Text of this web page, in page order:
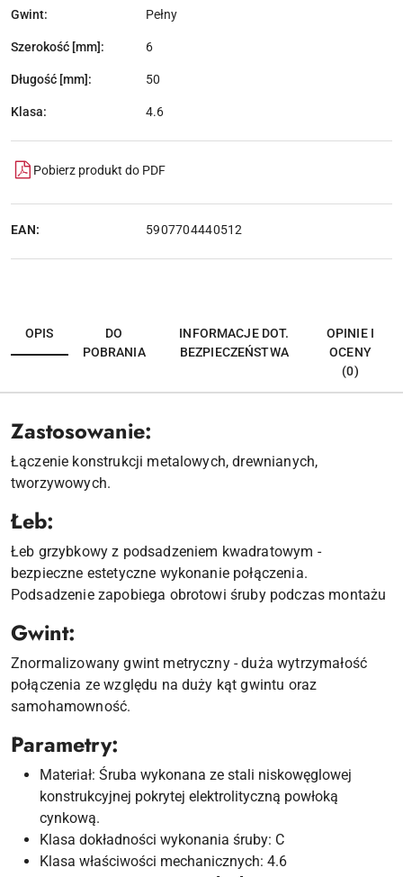
Gwint: Pełny
Szerokość [mm]: 6
Długość [mm]: 50
Klasa: 4.6
Pobierz produkt do PDF
EAN: 5907704440512
OPIS
DO
POBRANIA
INFORMACJE DOT.
BEZPIECZEŃSTWA
OPINIE I
OCENY
(0)
Zastosowanie:
Łączenie konstrukcji metalowych, drewnianych,
tworzywowych.
Łeb:
Łeb grzybkowy z podsadzeniem kwadratowym -
bezpieczne estetyczne wykonanie połączenia.
Podsadzenie zapobiega obrotowi śruby podczas montażu
Gwint:
Znormalizowany gwint metryczny - duża wytrzymałość
połączenia ze względu na duży kąt gwintu oraz
samohamowność.
Parametry:
Materiał: Śruba wykonana ze stali niskowęglowej
konstrukcyjnej pokrytej elektrolityczną powłoką
cynkową.
Klasa dokładności wykonania śruby: C
Klasa właściwości mechanicznych: 4.6